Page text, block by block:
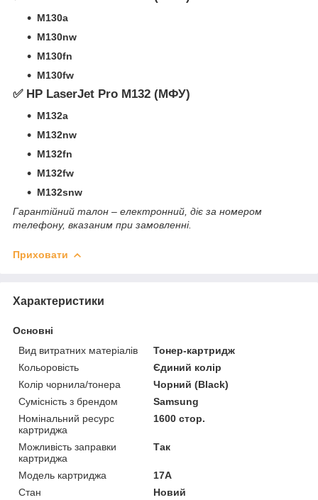
M130a
M130nw
M130fn
M130fw
✅ HP LaserJet Pro M132 (МФУ)
M132a
M132nw
M132fn
M132fw
M132snw
Гарантійний талон – електронний, діє за номером
телефону, вказаним при замовленні.
Приховати
Характеристики
Основні
Вид витратних матеріалів
Тонер-картридж
Кольоровість
Єдиний колір
Колір чорнила/тонера
Чорний (Black)
Сумісність з брендом
Samsung
Номінальний ресурс
картриджа
1600 стор.
Можливість заправки
картриджа
Так
Модель картриджа
17A
Стан
Новий